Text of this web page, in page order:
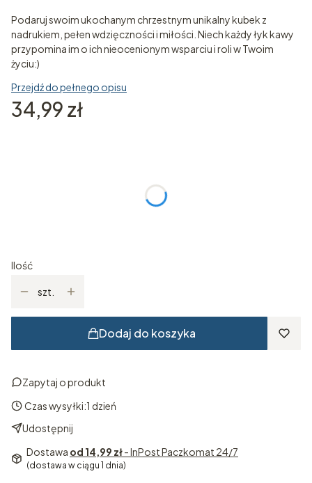
Podaruj swoim ukochanym chrzestnym unikalny kubek z
nadrukiem, pełen wdzięczności i miłości. Niech każdy łyk kawy
przypomina im o ich nieocenionym wsparciu i roli w Twoim
życiu:)
Przejdź do pełnego opisu
Cena
34,99 zł
Ilość
szt.
Dodaj do koszyka
Zapytaj o produkt
Czas wysyłki:1 dzień
Udostępnij
Dostawa od 14,99 zł- InPost Paczkomat 24/7
(dostawa w ciągu 1 dnia)